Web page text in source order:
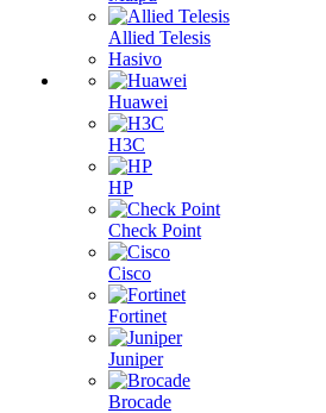
Allied Telesis
Hasivo
Huawei
H3C
HP
Check Point
Cisco
Fortinet
Juniper
Brocade